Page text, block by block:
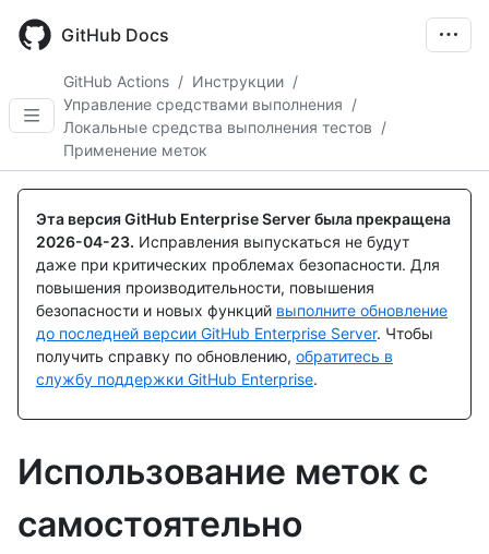
main
GitHub Docs
GitHub Actions / Инструкции /
Управление средствами выполнения /
Локальные средства выполнения тестов /
Применение меток
Эта версия GitHub Enterprise Server была прекращена
2026-04-23. Исправления выпускаться не будут
даже при критических проблемах безопасности. Для
повышения производительности, повышения
безопасности и новых функций выполните обновление
до последней версии GitHub Enterprise Server. Чтобы
получить справку по обновлению, обратитесь в
службу поддержки GitHub Enterprise.
Использование меток с
самостоятельно